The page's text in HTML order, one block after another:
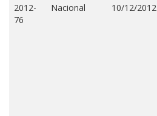
2012-
76
Nacional 10/12/2012